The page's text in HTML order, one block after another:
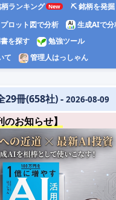
ランキング
⛏️ 銘柄を発掘
プロット図で分析
生成AIで分
を探す
勉強ツール
て 管理人はっしゃん
29冊(658社) - 2026-08-09
のお知らせ】